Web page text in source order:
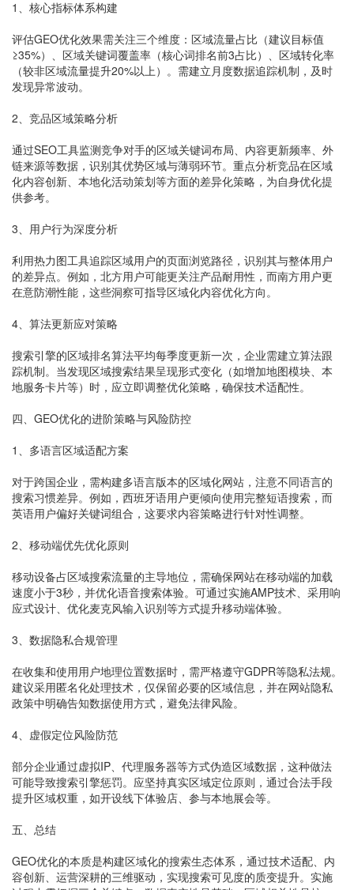
1、核心指标体系构建
评估GEO优化效果需关注三个维度：区域流量占比（建议目标值
≥35%）、区域关键词覆盖率（核心词排名前3占比）、区域转化率
（较非区域流量提升20%以上）。需建立月度数据追踪机制，及时
发现异常波动。
2、竞品区域策略分析
通过SEO工具监测竞争对手的区域关键词布局、内容更新频率、外
链来源等数据，识别其优势区域与薄弱环节。重点分析竞品在区域
化内容创新、本地化活动策划等方面的差异化策略，为自身优化提
供参考。
3、用户行为深度分析
利用热力图工具追踪区域用户的页面浏览路径，识别其与整体用户
的差异点。例如，北方用户可能更关注产品耐用性，而南方用户更
在意防潮性能，这些洞察可指导区域化内容优化方向。
4、算法更新应对策略
搜索引擎的区域排名算法平均每季度更新一次，企业需建立算法跟
踪机制。当发现区域搜索结果呈现形式变化（如增加地图模块、本
地服务卡片等）时，应立即调整优化策略，确保技术适配性。
四、GEO优化的进阶策略与风险防控
1、多语言区域适配方案
对于跨国企业，需构建多语言版本的区域化网站，注意不同语言的
搜索习惯差异。例如，西班牙语用户更倾向使用完整短语搜索，而
英语用户偏好关键词组合，这要求内容策略进行针对性调整。
2、移动端优先优化原则
移动设备占区域搜索流量的主导地位，需确保网站在移动端的加载
速度小于3秒，并优化语音搜索体验。可通过实施AMP技术、采用响
应式设计、优化麦克风输入识别等方式提升移动端体验。
3、数据隐私合规管理
在收集和使用用户地理位置数据时，需严格遵守GDPR等隐私法规。
建议采用匿名化处理技术，仅保留必要的区域信息，并在网站隐私
政策中明确告知数据使用方式，避免法律风险。
4、虚假定位风险防范
部分企业通过虚拟IP、代理服务器等方式伪造区域数据，这种做法
可能导致搜索引擎惩罚。应坚持真实区域定位原则，通过合法手段
提升区域权重，如开设线下体验店、参与本地展会等。
五、总结
GEO优化的本质是构建区域化的搜索生态体系，通过技术适配、内
容创新、运营深耕的三维驱动，实现搜索可见度的质变提升。实施